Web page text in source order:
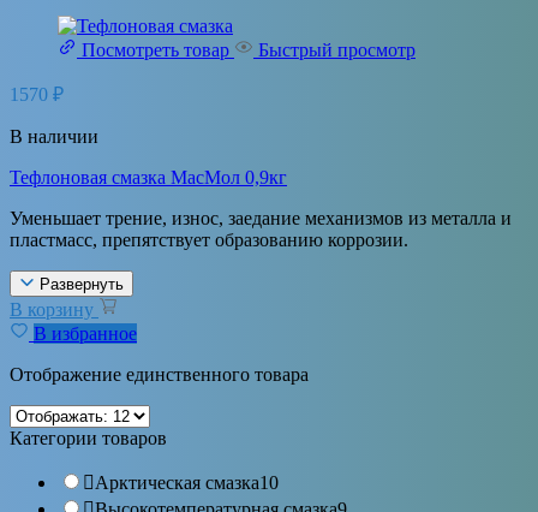
Посмотреть товар Быстрый просмотр
1570 ₽
В наличии
Тефлоновая смазка МасМол 0,9кг
Уменьшает трение, износ, заедание механизмов из металла и
пластмасс, препятствует образованию коррозии.
Развернуть
В корзину
В избранное
Отображение единственного товара
Категории товаров
Арктическая смазка10